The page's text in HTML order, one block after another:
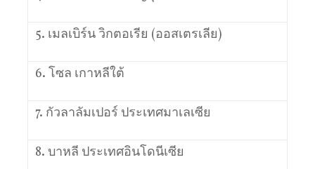
5. เมลเบิร์น วิกตอเรีย (ออสเตรเลีย)
6. โซล เกาหลีใต้
7. กัวลาลัมเปอร์ ประเทศมาเลเซีย
8. บาหลี ประเทศอินโดนีเซีย